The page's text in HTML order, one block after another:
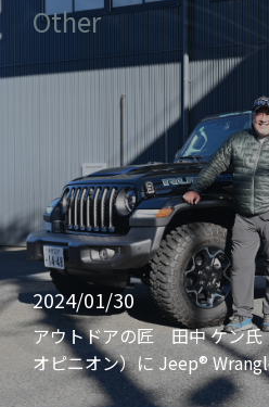
Other
2024/01/30
アウトドアの匠 田中 ケン氏
オピニオン）に Jeep®